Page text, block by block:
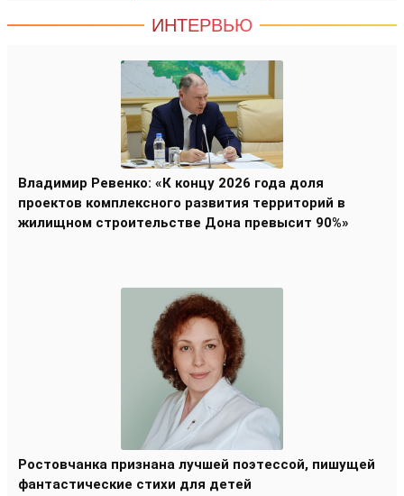
ИНТЕРВЬЮ
Владимир Ревенко: «К концу 2026 года доля
проектов комплексного развития территорий в
жилищном строительстве Дона превысит 90%»
Ростовчанка признана лучшей поэтессой, пишущей
фантастические стихи для детей